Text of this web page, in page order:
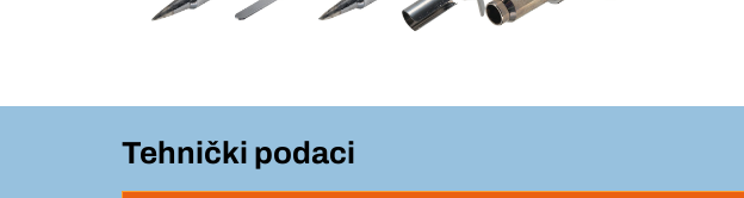
Tehnički podaci